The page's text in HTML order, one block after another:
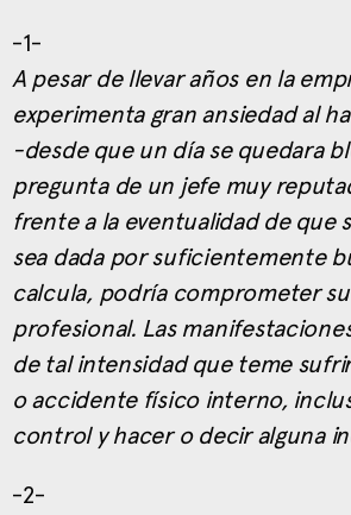
-1-
A pesar de llevar años en la
experimenta gran ansiedad al
-desde que un día se quedara
pregunta de un jefe muy
frente a la eventualidad de que
sea dada por suficientemente
calcula, podría comprometer
profesional. Las
de tal intensidad que teme
o accidente físico interno,
control y hacer o decir alguna
-2-